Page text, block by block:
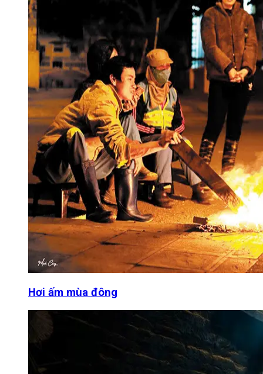
Hơi ấm mùa đông